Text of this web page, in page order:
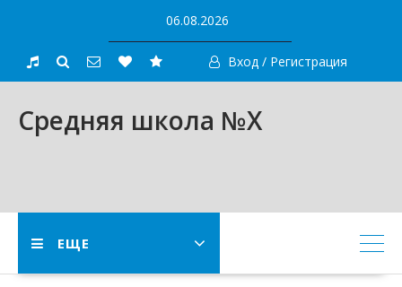
content
06.08.2026
Вход / Регистрация
Средняя школа №X
ЕЩЕ